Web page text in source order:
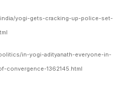
yogi-gets-cracking-up-police-set-
in-yogi-adityanath-everyone-in-
1362145.html